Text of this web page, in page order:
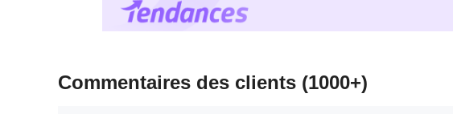
Commentaires des clients (1000+)